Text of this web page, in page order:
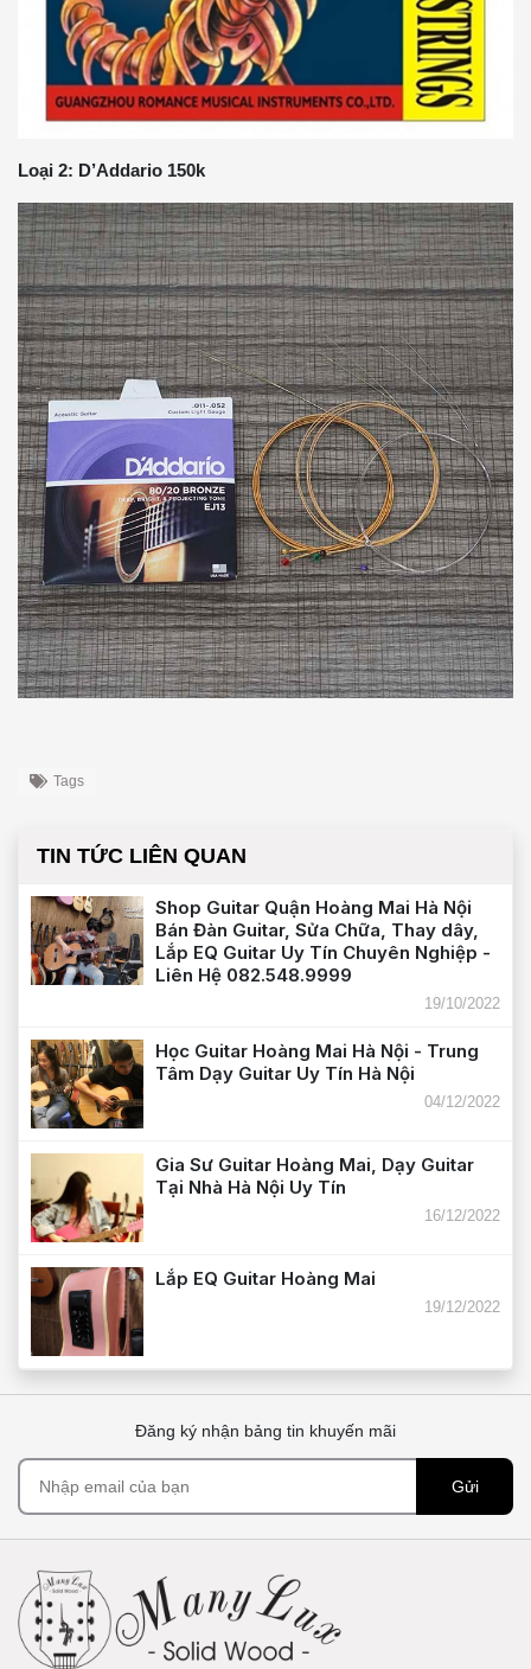
Loại 2: D’Addario 150k
Tags
TIN TỨC LIÊN QUAN
Shop Guitar Quận Hoàng Mai Hà Nội
Bán Đàn Guitar, Sửa Chữa, Thay dây,
Lắp EQ Guitar Uy Tín Chuyên Nghiệp -
Liên Hệ 082.548.9999
19/10/2022
Học Guitar Hoàng Mai Hà Nội - Trung
Tâm Dạy Guitar Uy Tín Hà Nội
04/12/2022
Gia Sư Guitar Hoàng Mai, Dạy Guitar
Tại Nhà Hà Nội Uy Tín
16/12/2022
Lắp EQ Guitar Hoàng Mai
19/12/2022
Đăng ký nhận bảng tin khuyến mãi
Gửi